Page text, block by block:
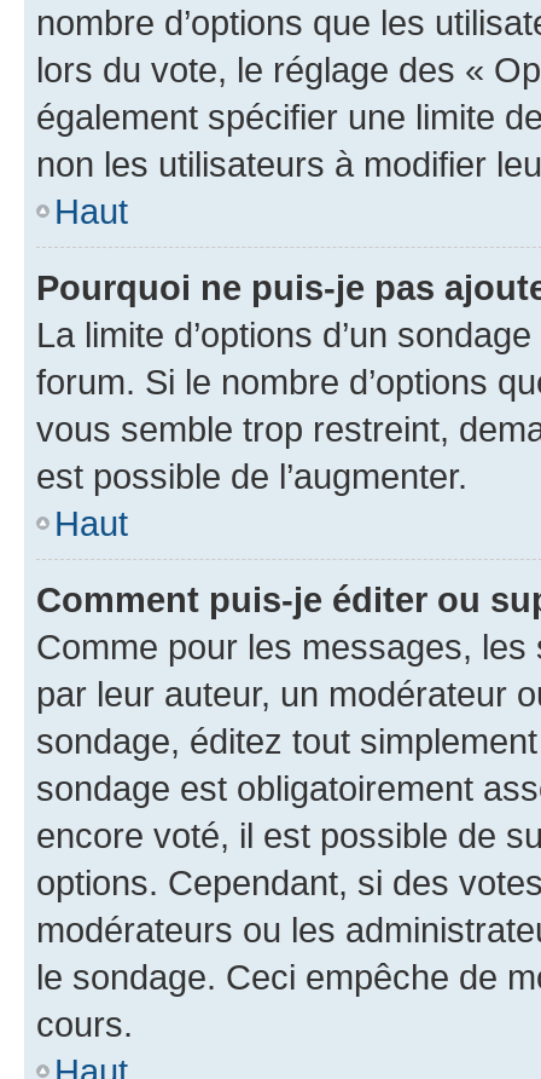
nombre d’options que les
lors du vote, le réglage des «
également spécifier une limite
non les utilisateurs à modifier
Haut
Pourquoi ne puis-je pas
La limite d’options d’un
forum. Si le nombre d’options
vous semble trop restreint,
est possible de l’augmenter.
Haut
Comment puis-je éditer ou
Comme pour les messages,
par leur auteur, un modérateur
sondage, éditez tout
sondage est obligatoirement
encore voté, il est possible de
options. Cependant, si des
modérateurs ou les
le sondage. Ceci empêche de
cours.
Haut